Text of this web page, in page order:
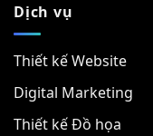
Dịch vụ
Thiết kế Website
Digital Marketing
Thiết kế Đồ họa